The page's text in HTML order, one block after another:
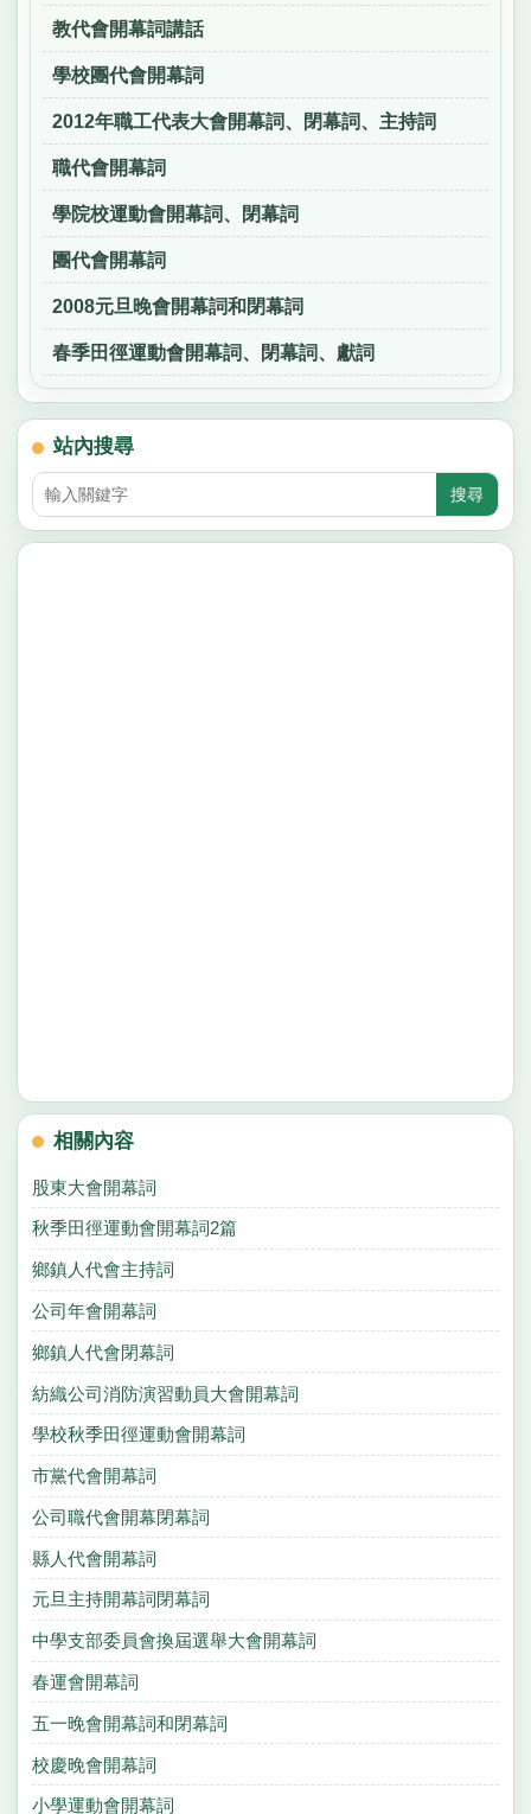
教代會開幕詞講話
學校團代會開幕詞
2012年職工代表大會開幕詞、閉幕詞、主持詞
職代會開幕詞
學院校運動會開幕詞、閉幕詞
團代會開幕詞
2008元旦晚會開幕詞和閉幕詞
春季田徑運動會開幕詞、閉幕詞、獻詞
站內搜尋
相關內容
股東大會開幕詞
秋季田徑運動會開幕詞2篇
鄉鎮人代會主持詞
公司年會開幕詞
鄉鎮人代會閉幕詞
紡織公司消防演習動員大會開幕詞
學校秋季田徑運動會開幕詞
市黨代會開幕詞
公司職代會開幕閉幕詞
縣人代會開幕詞
元旦主持開幕詞閉幕詞
中學支部委員會換屆選舉大會開幕詞
春運會開幕詞
五一晚會開幕詞和閉幕詞
校慶晚會開幕詞
小學運動會開幕詞